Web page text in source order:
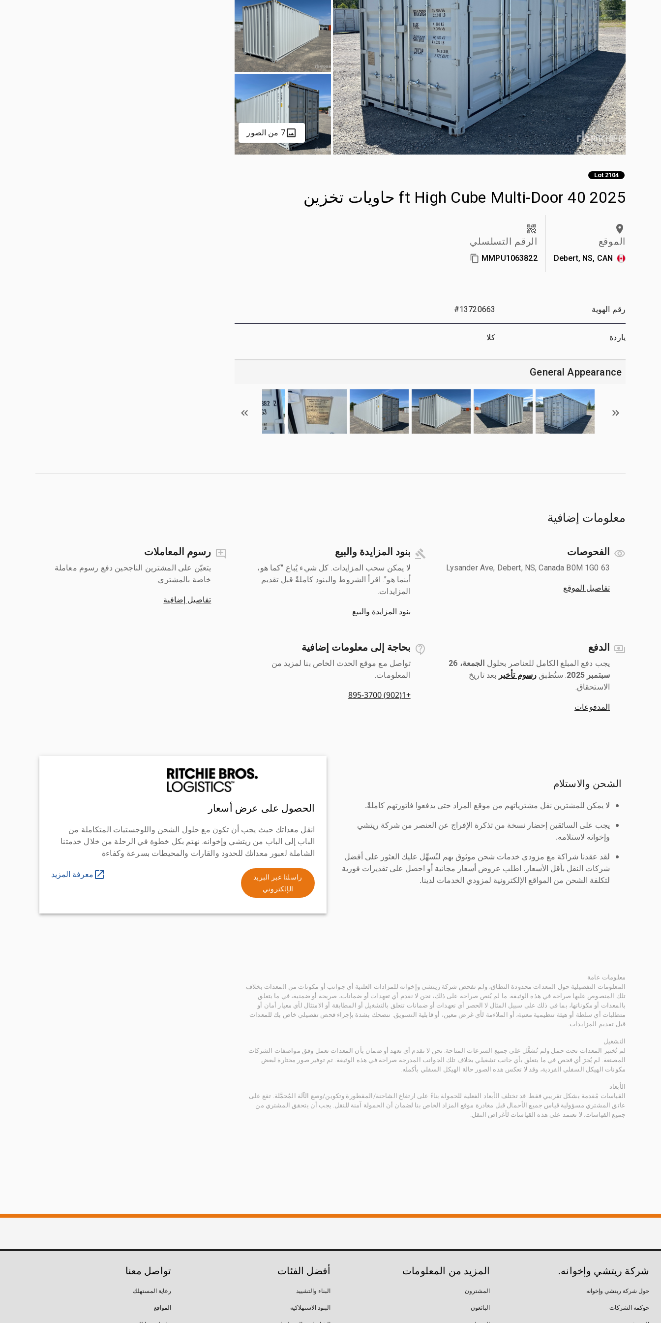
7 من الصور
Lot 2104
2025 40 ft High Cube Multi-Door حاويات تخزين
الموقع
Debert, NS, CAN
الرقم التسلسلي
MMPU1063822
رقم الهوية #13720663
ياردة كلا
General Appearance
معلومات إضافية
الفحوصات
63 Lysander Ave, Debert, NS, Canada B0M 1G0
تفاصيل الموقع
بنود المزايدة والبيع
لا يمكن سحب المزايدات. كل شيء يُباع "كما هو،
أينما هو". اقرأ الشروط والبنود كاملةً قبل تقديم
المزايدات.
بنود المزايدة والبيع
رسوم المعاملات
يتعيّن على المشترين الناجحين دفع رسوم معاملة
خاصة بالمشتري.
تفاصيل إضافية
الدفع
يجب دفع المبلغ الكامل للعناصر بحلول ‎
الجمعة، 26
سبتمبر 2025
‎. ستُطبق رسوم تأخير بعد تاريخ
الاستحقاق.
المدفوعات
بحاجة إلى معلومات إضافية
تواصل مع موقع الحدث الخاص بنا لمزيد من
المعلومات.
+1(902) 895-3700
الشحن والاستلام
لا يمكن للمشترين نقل مشترياتهم من موقع المزاد حتى يدفعوا فاتورتهم كاملةً.
يجب على السائقين إحضار نسخة من تذكرة الإفراج عن العنصر من شركة ريتشي
وإخوانه لاستلامه.
لقد عقدنا شراكة مع مزودي خدمات شحن موثوق بهم لنُسهِّل عليك العثور على أفضل
شركات النقل بأقل الأسعار. اطلب عروض أسعار مجانية أو احصل على تقديرات فورية
لتكلفة الشحن من المواقع الإلكترونية لمزودي الخدمات لدينا.
الحصول على عرض أسعار
انقل معداتك حيث يجب أن تكون مع حلول الشحن واللوجستيات المتكاملة من
الباب إلى الباب من ريتشي وإخوانه. نهتم بكل خطوة في الرحلة من خلال خدمتنا
الشاملة لعبور معداتك للحدود والقارات والمحيطات بسرعة وكفاءة
راسلنا عبر البريد
الإلكتروني
معرفة المزيد
معلومات عامة
المعلومات التفصيلية حول المعدات محدودة النطاق، ولم تفحص شركة ريتشي وإخوانه للمزادات العلنية أي جوانب أو مكونات من المعدات بخلاف
تلك المنصوص عليها صراحة في هذه الوثيقة. ما لم يُنص صراحة على ذلك، نحن لا نقدم أي تعهدات أو ضمانات، صريحة أو ضمنية، في ما يتعلق
بالمعدات أو مكوناتها، بما في ذلك على سبيل المثال لا الحصر أي تعهدات أو ضمانات تتعلق بالتشغيل أو المطابقة أو الامتثال لأي معيار أمان أو
متطلبات أي سلطة أو هيئة تنظيمية معنية، أو الملاءمة لأي غرض معين، أو قابلية التسويق. ننصحك بشدة بإجراء فحص تفصيلي خاص بك للمعدات
قبل تقديم المزايدات.
التشغيل
لم تُختبر المعدات تحت حمل ولم تُشغَّل على جميع السرعات المتاحة. نحن لا نقدم أي تعهد أو ضمان بأن المعدات تعمل وفق مواصفات الشركات
المصنعة. لم يُجرَ أي فحص في ما يتعلق بأي جانب تشغيلي بخلاف تلك الجوانب المدرجة صراحة في هذه الوثيقة. تم توفير صور مختارة لبعض
مكونات الهيكل السفلي الفردية، وقد لا تعكس هذه الصور حالة الهيكل السفلي بأكمله.
الأبعاد
القياسات مُقدمة بشكل تقريبي فقط. قد تختلف الأبعاد الفعلية للحمولة بناءً على ارتفاع الشاحنة/المقطورة وتكوين/وضع الآلة المُحمَّلة. تقع على
عاتق المشتري مسؤولية قياس جميع الأحمال قبل مغادرة موقع المزاد الخاص بنا لضمان أن الحمولة آمنة للنقل. يجب أن يتحقق المشتري من
جميع القياسات. لا تعتمد على هذه القياسات لأغراض النقل.
شركة ريتشي وإخوانه.
حول شركة ريتشي وإخوانه
حوكمة الشركات
المزيد من المعلومات
المشترون
البائعون
أفضل الفئات
البناء والتشييد
البنود الاستهلاكية
تواصل معنا
رعاية المستهلك
المواقع